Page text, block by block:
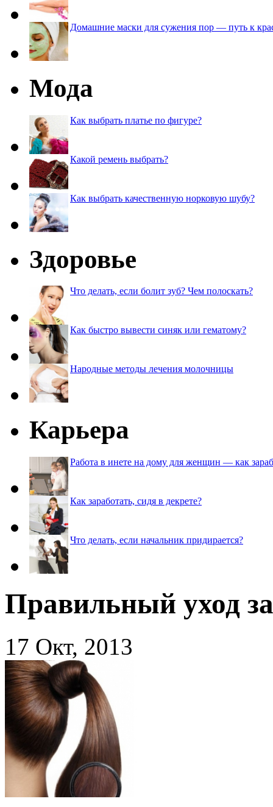
Домашние маски для сужения пор — путь к
Мода
Как выбрать платье по фигуре?
Какой ремень выбрать?
Как выбрать качественную норковую шубу?
Здоровье
Что делать, если болит зуб? Чем полоскать?
Как быстро вывести синяк или гематому?
Народные методы лечения молочницы
Карьера
Работа в инете на дому для женщин — как
Как заработать, сидя в декрете?
Что делать, если начальник придирается?
Правильный уход
17 Окт, 2013